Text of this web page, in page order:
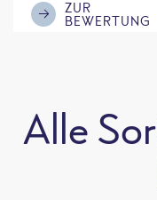
ZUR
BEWERTUNG
Alle